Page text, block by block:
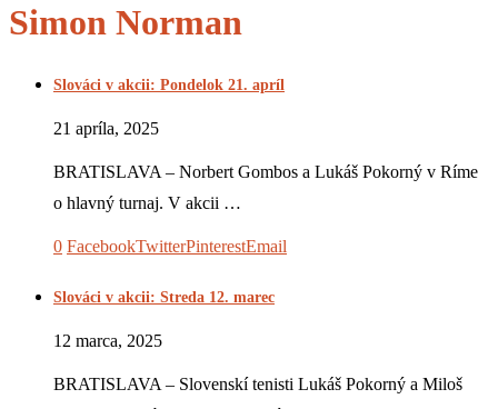
Simon Norman
Slováci v akcii: Pondelok 21. apríl
21 apríla, 2025
BRATISLAVA – Norbert Gombos a Lukáš Pokorný v Ríme
o hlavný turnaj. V akcii …
0 FacebookTwitterPinterestEmail
Slováci v akcii: Streda 12. marec
12 marca, 2025
BRATISLAVA – Slovenskí tenisti Lukáš Pokorný a Miloš